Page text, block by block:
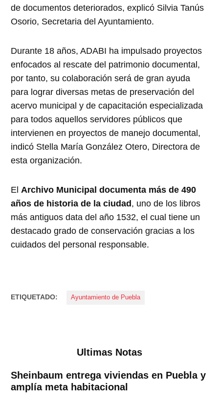
de documentos deteriorados, explicó Silvia Tanús
Osorio, Secretaria del Ayuntamiento.
Durante 18 años, ADABI ha impulsado proyectos
enfocados al rescate del patrimonio documental,
por tanto, su colaboración será de gran ayuda
para lograr diversas metas de preservación del
acervo municipal y de capacitación especializada
para todos aquellos servidores públicos que
intervienen en proyectos de manejo documental,
indicó Stella María González Otero, Directora de
esta organización.
ElArchivo Municipal documenta más de 490
años de historia de la ciudad , uno de los libros
más antiguos data del año 1532, el cual tiene un
destacado grado de conservación gracias a los
cuidados del personal responsable.
ETIQUETADO: Ayuntamiento de Puebla
Ultimas Notas
Sheinbaum entrega viviendas en Puebla y
amplía meta habitacional